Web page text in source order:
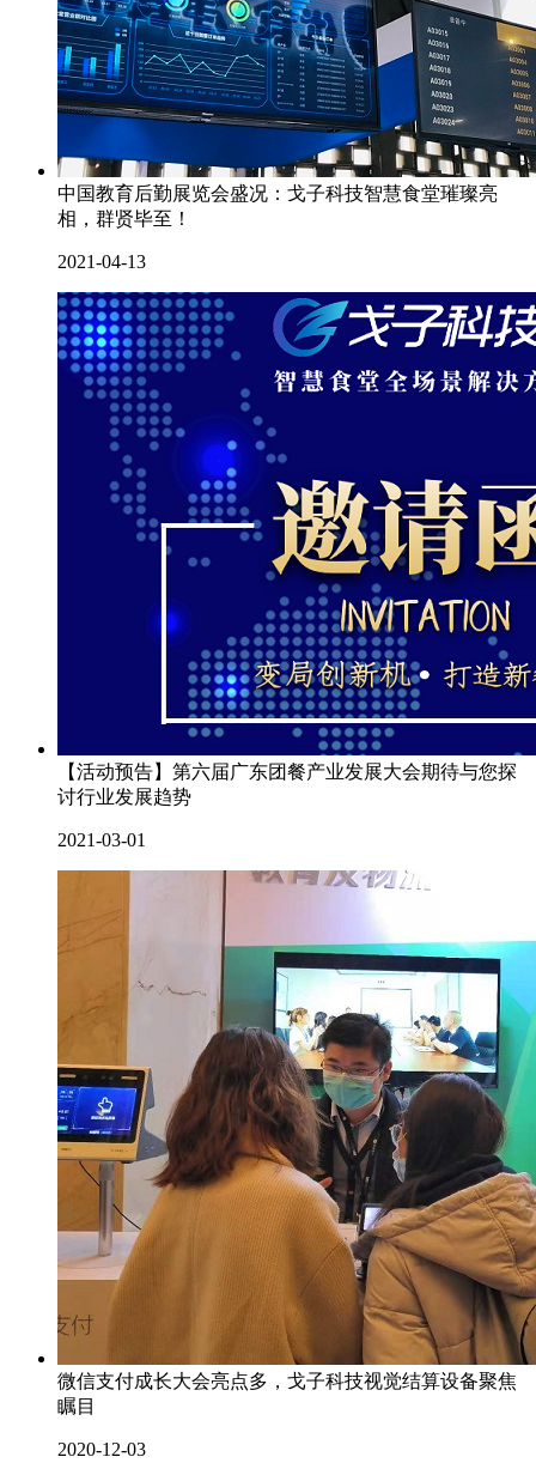
中国教育后勤展览会盛况：戈子科技智慧食堂璀璨亮
相，群贤毕至！
2021-04-13
【活动预告】第六届广东团餐产业发展大会期待与您探
讨行业发展趋势
2021-03-01
微信支付成长大会亮点多，戈子科技视觉结算设备聚焦
瞩目
2020-12-03